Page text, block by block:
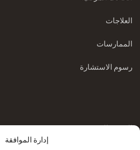
إدارة الموافقة
العلاجات
الممارسات
رسوم الاستشارة
المدونة السريرية